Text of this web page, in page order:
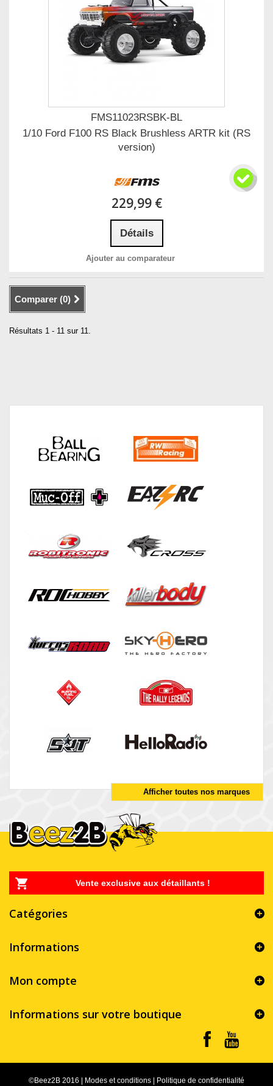
FMS11023RSBK-BL
1/10 Ford F100 RS Black Brushless ARTR kit (RS
version)
229,99 €
Détails
Ajouter au comparateur
Comparer (0)
Résultats 1 - 11 sur 11.
Afficher toutes nos marques
Vente exclusive aux détaillants !
Catégories
Informations
Mon compte
Informations sur votre boutique
©Beez2B 2016 Modes et conditions Politique de confidentialité